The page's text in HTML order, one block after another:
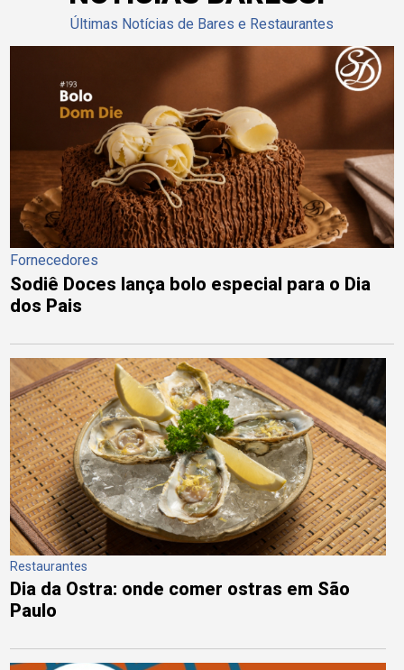
Últimas Notícias de Bares e Restaurantes
Fornecedores
Sodiê Doces lança bolo especial para o Dia
dos Pais
Restaurantes
Dia da Ostra: onde comer ostras em São
Paulo